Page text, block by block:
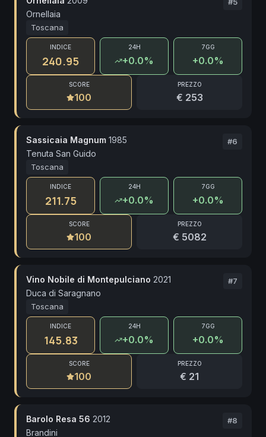
Ornellaia
Toscana
INDICE
240.95
24H
+0.0%
7GG
+0.0%
SCORE
100
PREZZO
€ 253
Sassicaia Magnum 1985
Tenuta San Guido
#6
Toscana
INDICE
211.75
24H
+0.0%
7GG
+0.0%
SCORE
100
PREZZO
€ 5082
Vino Nobile di Montepulciano 2021
Duca di Saragnano
#7
Toscana
INDICE
145.83
24H
+0.0%
7GG
+0.0%
SCORE
100
PREZZO
€ 21
Barolo Resa 56 2012
Brandini
#8